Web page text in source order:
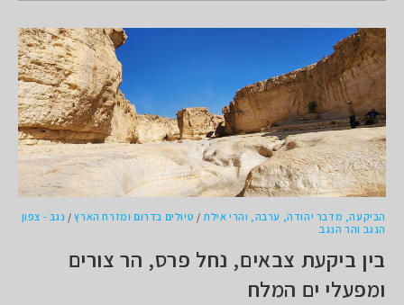
הביקעה, מדבר יהודה, ערבה, והרי אילת / טיולים בדרום ומזרח הארץ/ נגב - צפון
הנגב והר הנגב
בין ביקעת צבאים, נחל פרס, הר צורים
ומפעלי ים המלח